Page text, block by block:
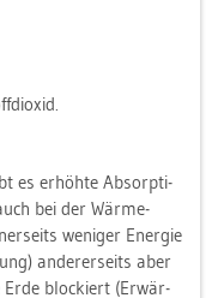
es er­höh­te Ab­sorp­ti­
bei der Wär­me­
we­ni­ger En­er­gie
an­de­rer­seits aber
Erde blo­ckiert (Er­wär­